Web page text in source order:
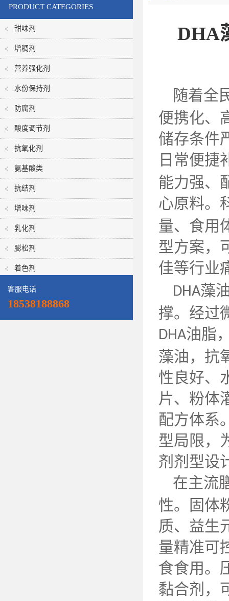
PRODUCT CATEGORIES
甜味剂
增稠剂
营养强化剂
水份保持剂
防腐剂
酸度调节剂
抗氧化剂
氨基酸类
抗结剂
增味剂
乳化剂
膨松剂
着色剂
客服电话
18538188868
DHA
随着全
便携化、
储存条件
日常便捷
能力强、
心原料。
量、食用
型方案，
佳等行业
DHA藻
撑。经过
DHA油脂
藻油，抗
性良好、
片、粉体
配方体系
型局限，
剂剂型设
在主流
性。固体
质、益生
量精准可
食食用。
黏合剂，